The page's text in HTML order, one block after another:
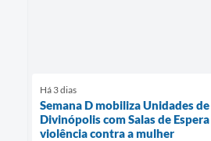
Há 3 dias
Semana D mobiliza Unidades
Divinópolis com Salas de
violência contra a mulher